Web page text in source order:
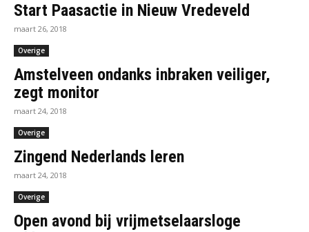
Start Paasactie in Nieuw Vredeveld
maart 26, 2018
Overige
Amstelveen ondanks inbraken veiliger,
zegt monitor
maart 24, 2018
Overige
Zingend Nederlands leren
maart 24, 2018
Overige
Open avond bij vrijmetselaarsloge